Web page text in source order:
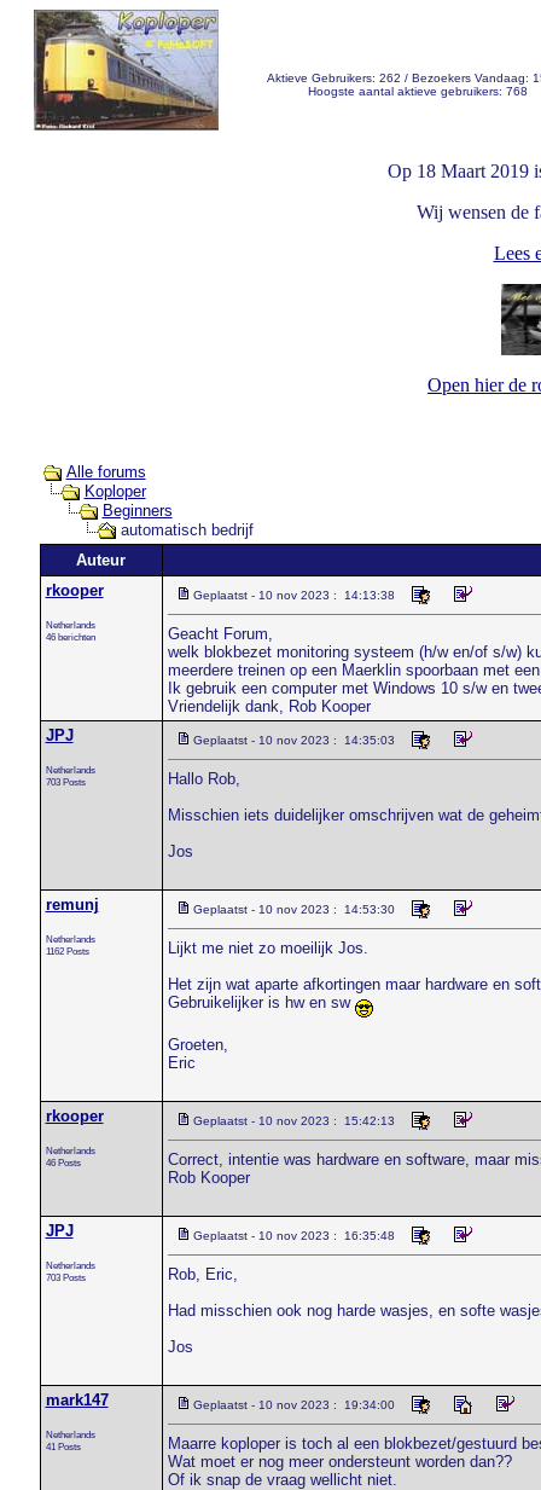
Aktieve Gebruikers: 262 / Bezoekers Vandaag:
Hoogste aantal aktieve gebruikers: 768
Op 18 Maart 2019
Wij wensen de
Lees
Open hier de
Alle forums
Koploper
Beginners
automatisch bedrijf
Auteur
rkooper
Netherlands
46 berichten
Geplaatst - 10 nov 2023 : 14:13:38
Geacht Forum,
welk blokbezet monitoring systeem (h/w en/of s/w)
meerdere treinen op een Maerklin spoorbaan met
Ik gebruik een computer met Windows 10 s/w en
Vriendelijk dank, Rob Kooper
JPJ
Netherlands
703 Posts
Geplaatst - 10 nov 2023 : 14:35:03
Hallo Rob,
Misschien iets duidelijker omschrijven wat de
Jos
remunj
Netherlands
1162 Posts
Geplaatst - 10 nov 2023 : 14:53:30
Lijkt me niet zo moeilijk Jos.
Het zijn wat aparte afkortingen maar hardware en
Gebruikelijker is hw en sw
Groeten,
Eric
rkooper
Netherlands
46 Posts
Geplaatst - 10 nov 2023 : 15:42:13
Correct, intentie was hardware en software, maar
Rob Kooper
JPJ
Netherlands
703 Posts
Geplaatst - 10 nov 2023 : 16:35:48
Rob, Eric,
Had misschien ook nog harde wasjes, en softe
Jos
mark147
Netherlands
41 Posts
Geplaatst - 10 nov 2023 : 19:34:00
Maarre koploper is toch al een blokbezet/gestuurd
Wat moet er nog meer ondersteunt worden dan??
Of ik snap de vraag wellicht niet.